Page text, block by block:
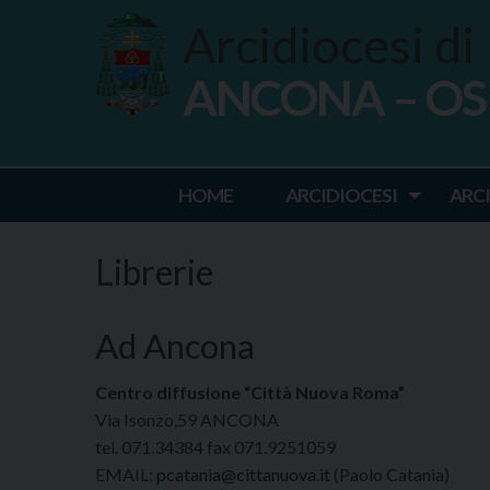
Ancona
ANCONA –
HOME ARCIDIOCESI
Librerie
Ad Ancona
Centro diffusione “Città Nuova Roma”
Via Isonzo,59 ANCONA
tel. 071.34384 fax 071.9251059
EMAIL: pcatania@cittanuova.it (Paolo Catania)